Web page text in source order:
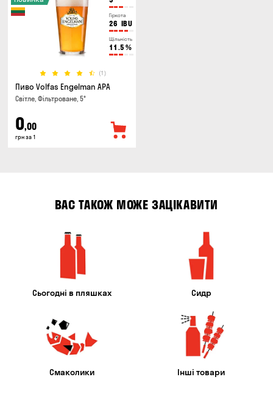
Гіркота
26 IBU
Щільність
11.5 %
(1)
Пиво Volfas Engelman APA
Світле, Фільтроване, 5°
0,00
грн за 1
ВАС ТАКОЖ МОЖЕ ЗАЦІКАВИТИ
Сьогодні в пляшках Сидр
Смаколики Інші товари